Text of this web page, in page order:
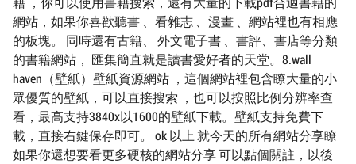
網站，如果你喜歡聽書 、看雜志 、漫畫 、網站裡也有相應
的板塊。 同時還有古籍、 外文電子書 、書評、書店等分類
的書籍網站， 匯集簡直就是讀書愛好者的天堂。8.wall
haven（壁紙）壁紙資源網站 ，這個網站裡包含瞭大量的小
眾優質的壁紙，可以直接搜索 ，也可以按照比例分辨率查
看，最高支持3840x以1600的壁紙下載。壁紙支持免費下
載，直接右鍵保存即可。 ok 以上 就今天的所有網站分享瞭
如果你還想要看更多硬核的網站分享 可以點個關註，以後